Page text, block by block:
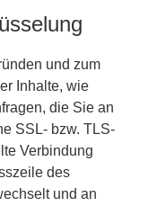
und zum
Inhalte, wie
die Sie an
SSL- bzw. TLS-
Verbindung
des
und an